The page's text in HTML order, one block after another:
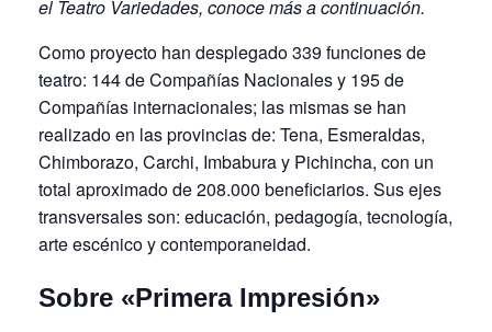
el Teatro Variedades, conoce más a continuación.
Como proyecto han desplegado 339 funciones de
teatro: 144 de Compañías Nacionales y 195 de
Compañías internacionales; las mismas se han
realizado en las provincias de: Tena, Esmeraldas,
Chimborazo, Carchi, Imbabura y Pichincha, con un
total aproximado de 208.000 beneficiarios. Sus ejes
transversales son: educación, pedagogía, tecnología,
arte escénico y contemporaneidad.
Sobre «Primera Impresión»